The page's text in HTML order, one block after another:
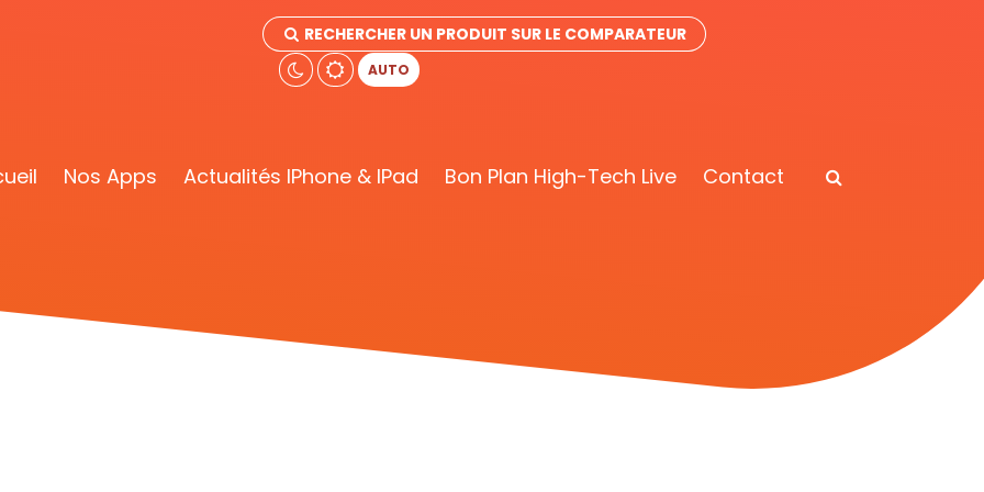
RECHERCHER UN PRODUIT SUR LE COMPARATEUR
AUTO
Nos Apps Actualités IPhone & IPad Bon Plan High-Tech Live Contact